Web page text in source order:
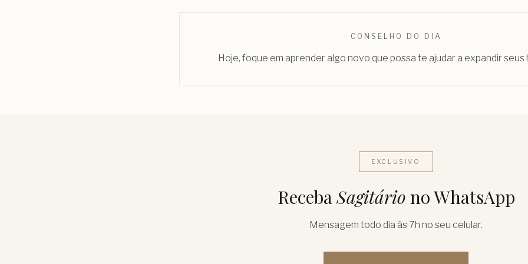
CONSELHO DO DIA
Hoje, foque em aprender algo novo que possa te ajudar a expandir seus
EXCLUSIVO
RecebaSagitário no WhatsApp
Mensagem todo dia às 7h no seu celular.